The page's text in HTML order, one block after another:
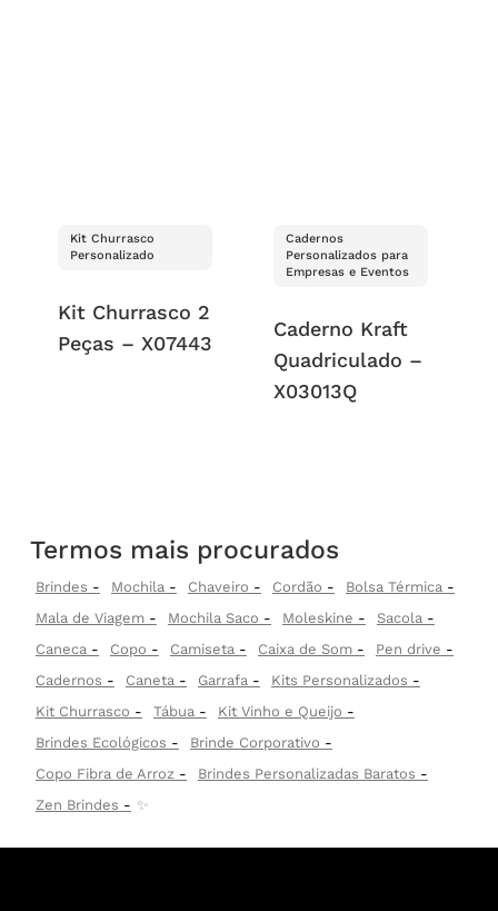
Kit Churrasco
Personalizado
Kit Churrasco 2
Peças – X07443
Cadernos
Personalizados para
Empresas e Eventos
Caderno Kraft
Quadriculado –
X03013Q
Termos mais procurados
Brindes Mochila Chaveiro Cordão
Bolsa Térmica
Mala de Viagem
Mochila Saco Moleskine
Sacola
Caneca
Copo Camiseta Caixa de Som
Pen drive
Cadernos
Caneta Garrafa
Kits Personalizados
Kit Churrasco
Tábua
Kit Vinho e Queijo
Brindes Ecológicos
Brinde Corporativo
Copo Fibra de Arroz
Brindes Personalizadas Baratos
Zen Brindes
✨